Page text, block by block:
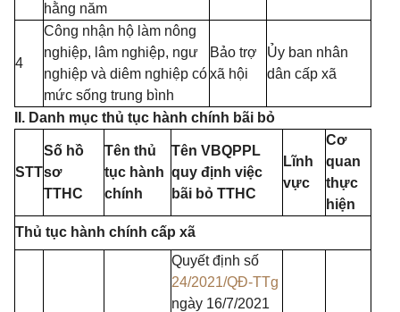
hằng năm
4
Công nhận hộ làm nông
nghiệp, lâm nghiệp, ngư
nghiệp và diêm nghiệp có
mức sống trung bình
Bảo trợ
xã hội
Ủy ban nhân
dân cấp xã
II. Danh mục thủ tục hành chính bãi bỏ
STT
Số hồ
sơ
TTHC
Tên thủ
tục hành
chính
Tên VBQPPL
quy định việc
bãi bỏ TTHC
Lĩnh
vực
Cơ
quan
thực
hiện
Thủ tục hành chính cấp xã
Quyết định số
24/2021/QĐ-TTg
ngày 16/7/2021